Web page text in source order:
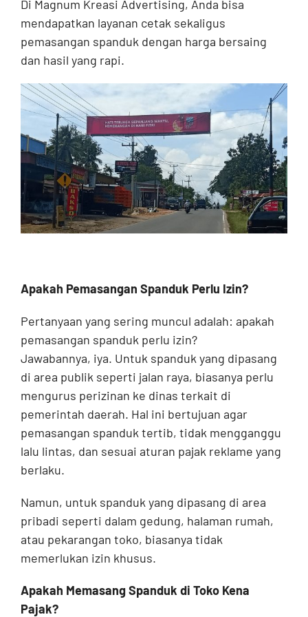
Di Magnum Kreasi Advertising, Anda bisa
mendapatkan layanan cetak sekaligus
pemasangan spanduk dengan harga bersaing
dan hasil yang rapi.
Apakah Pemasangan Spanduk Perlu Izin?
Pertanyaan yang sering muncul adalah: apakah
pemasangan spanduk perlu izin?
Jawabannya, iya. Untuk spanduk yang dipasang
di area publik seperti jalan raya, biasanya perlu
mengurus perizinan ke dinas terkait di
pemerintah daerah. Hal ini bertujuan agar
pemasangan spanduk tertib, tidak mengganggu
lalu lintas, dan sesuai aturan pajak reklame yang
berlaku.
Namun, untuk spanduk yang dipasang di area
pribadi seperti dalam gedung, halaman rumah,
atau pekarangan toko, biasanya tidak
memerlukan izin khusus.
Apakah Memasang Spanduk di Toko Kena
Pajak?